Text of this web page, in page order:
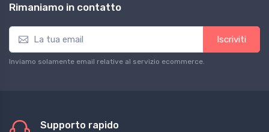
Rimaniamo in contatto
Iscriviti
Inviamo solamente email relative al servizio ecommerce.
Supporto rapido